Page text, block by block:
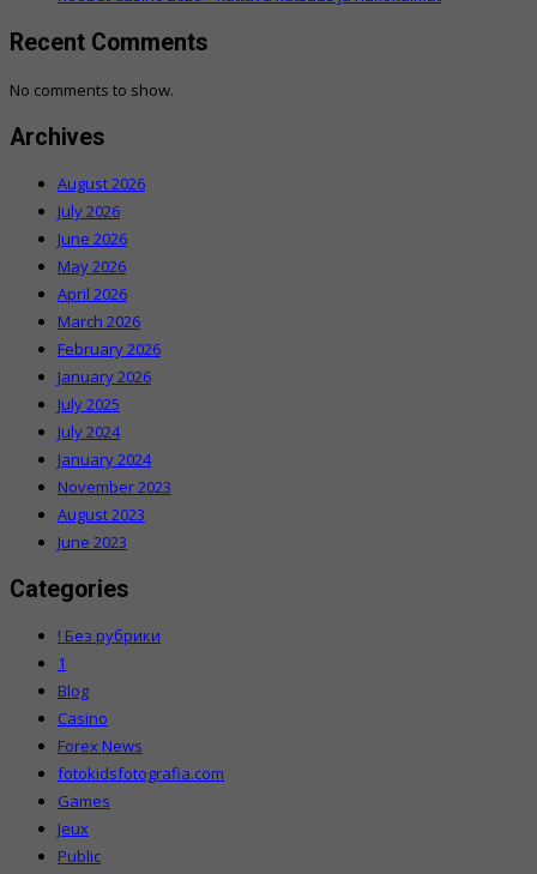
Recent Comments
No comments to show.
Archives
August 2026
July 2026
June 2026
May 2026
April 2026
March 2026
February 2026
January 2026
July 2025
July 2024
January 2024
November 2023
August 2023
June 2023
Categories
! Без рубрики
1
Blog
Casino
Forex News
fotokidsfotografia.com
Games
Jeux
Public